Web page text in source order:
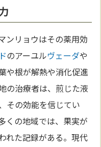
ンリョウはその薬用効
のアーユルヴェーダや
や根が解熱や消化促進
の治療者は、煎じた液
その効能を信じてい
くの地域では、果実が
れた記録がある。現代